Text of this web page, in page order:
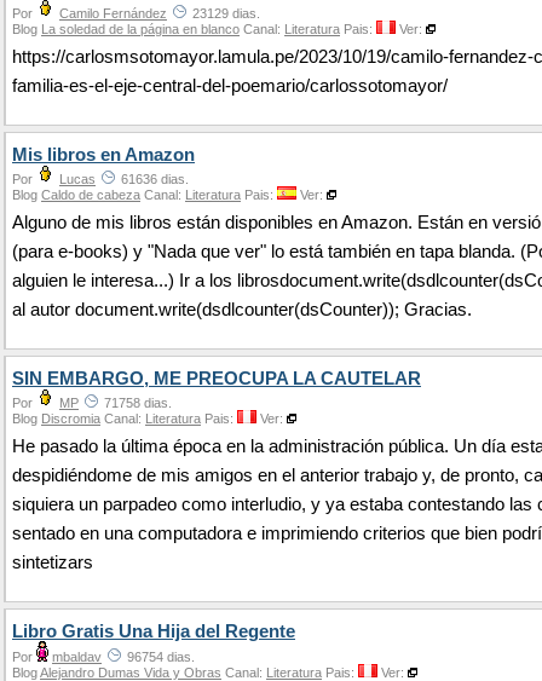
Por Camilo Fernández
23129 dias.
Blog La soledad de la página en blanco Canal: Literatura Pais: Ver:
https://carlosmsotomayor.lamula.pe/2023/10/19/camilo-fernandez-
familia-es-el-eje-central-del-poemario/carlossotomayor/
Mis libros en Amazon
Por Lucas
61636 dias.
Blog Caldo de cabeza Canal: Literatura Pais: Ver:
Alguno de mis libros están disponibles en Amazon. Están en
(para e-books) y "Nada que ver" lo está también en tapa blanda.
alguien le interesa...) Ir a los
al autor document.write(dsdlcounter(dsCounter)); Gracias.
SIN EMBARGO, ME PREOCUPA LA CAUTELAR
Por MP
71758 dias.
Blog Discromia Canal: Literatura Pais: Ver:
He pasado la última época en la administración pública. Un día
despidiéndome de mis amigos en el anterior trabajo y, de pronto,
siquiera un parpadeo como interludio, y ya estaba contestando las
sentado en una computadora e imprimiendo criterios que bien
sintetizars
Libro Gratis Una Hija del Regente
Por mbaldav
96754 dias.
BlogAlejandro Dumas Vida y Obras Canal: Literatura Pais: Ver: